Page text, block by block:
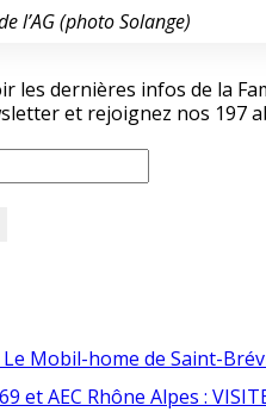
l’AG (photo Solange)
les dernières infos de la
et rejoignez nos 197
Le Mobil-home de Saint-
et AEC Rhône Alpes :